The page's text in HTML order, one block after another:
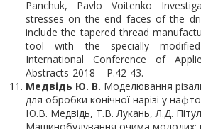
Panchuk, Pavlo Voitenko
stresses on the end faces of the
include the tapered thread
tool with the specially
International Conference of
Abstracts-2018 – P.42-43.
Медвідь Ю. В. Моделювання
для обробки конічної нарізі у
Ю.В. Медвідь, Т.В. Лукань, Л.Д.
Машинобудування очима молодих: